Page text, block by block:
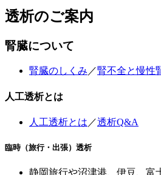
透析のご案内
腎臓について
腎臓のしくみ ／腎不全と慢性
人工透析とは
人工透析とは ／透析Q&A
臨時（旅行・出張）透析
静岡旅行や沼津港、伊豆、富